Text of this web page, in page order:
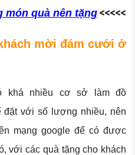
món quà nên tặng <<<<<
mời đám cưới ở
khá nhiều cơ sở làm đồ
đặt với số lượng nhiều, nên
mạng google để có được
với các quà tặng cho khách